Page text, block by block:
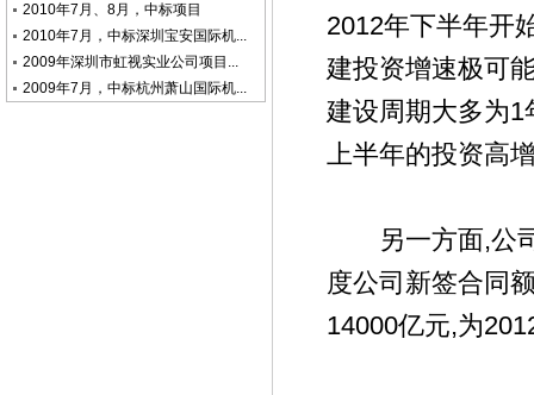
2010年7月、8月，中标项目
2010年7月，中标深圳宝安国际机...
2009年深圳市虹视实业公司项目...
2009年7月，中标杭州萧山国际机...
2012年下半年开
建投资增速极可
建设周期大多为1
上半年的投资高
另一方面,公司
度公司新签合同
14000亿元,为